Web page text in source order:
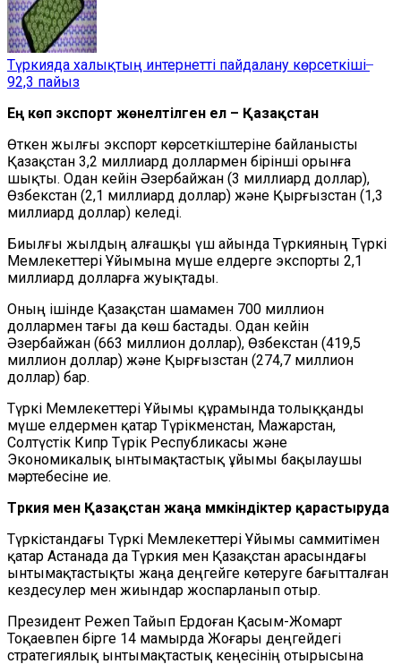
Түркияда халықтың интернетті пайдалану көрсеткіші ̶
92,3 пайыз
Ең көп экспорт жөнелтілген ел – Қазақстан
Өткен жылғы экспорт көрсеткіштеріне байланысты
Қазақстан 3,2 миллиард доллармен бірінші орынға
шықты. Одан кейін Әзербайжан (3 миллиард доллар),
Өзбекстан (2,1 миллиард доллар) және Қырғызстан (1,3
миллиард доллар) келеді.
Биылғы жылдың алғашқы үш айында Түркияның Түркі
Мемлекеттері Ұйымына мүше елдерге экспорты 2,1
миллиард долларға жуықтады.
Оның ішінде Қазақстан шамамен 700 миллион
доллармен тағы да көш бастады. Одан кейін
Әзербайжан (663 миллион доллар), Өзбекстан (419,5
миллион доллар) және Қырғызстан (274,7 миллион
доллар) бар.
Түркі Мемлекеттері Ұйымы құрамында толыққанды
мүше елдермен қатар Түрікменстан, Мажарстан,
Солтүстік Кипр Түрік Республикасы және
Экономикалық ынтымақтастық ұйымы бақылаушы
мәртебесіне ие.
Түркия мен Қазақстан жаңа мүмкіндіктер қарастыруда
Түркістандағы Түркі Мемлекеттері Ұйымы саммитімен
қатар Астанада да Түркия мен Қазақстан арасындағы
ынтымақтастықты жаңа деңгейге көтеруге бағытталған
кездесулер мен жиындар жоспарланып отыр.
Президент Режеп Тайып Ердоған Қасым-Жомарт
Тоқаевпен бірге 14 мамырда Жоғары деңгейдегі
стратегиялық ынтымақтастық кеңесінің отырысына